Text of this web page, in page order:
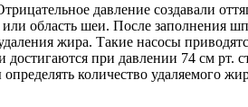
давление создавали
или область шеи. После
жира. Такие насосы
при давлении 74 см рт.
количество удаляемого